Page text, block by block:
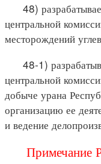
48)
центральной
месторождений
48-1)
центральной
добыче урана
организацию ее
и ведение
Примечание